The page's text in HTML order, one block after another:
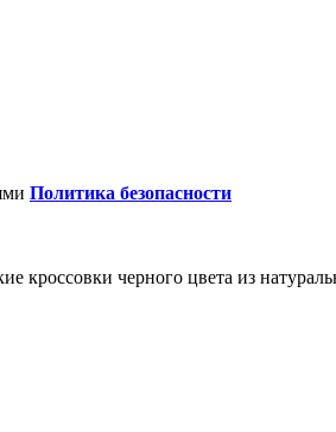
Политика безопасности
кроссовки черного цвета из